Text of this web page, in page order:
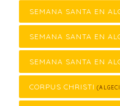
SEMANA SANTA EN
SEMANA SANTA EN
SEMANA SANTA EN
CORPUS CHRISTI